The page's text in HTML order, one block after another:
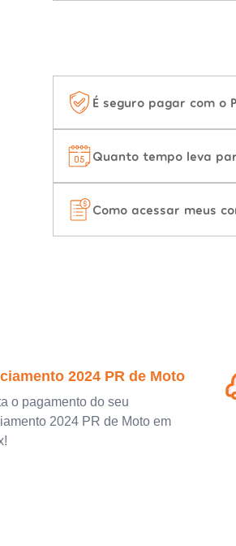
É seguro pagar com o
Quanto tempo leva
Como acessar meus
2024 PR de Moto
o pagamento do seu
2024 PR de Moto em